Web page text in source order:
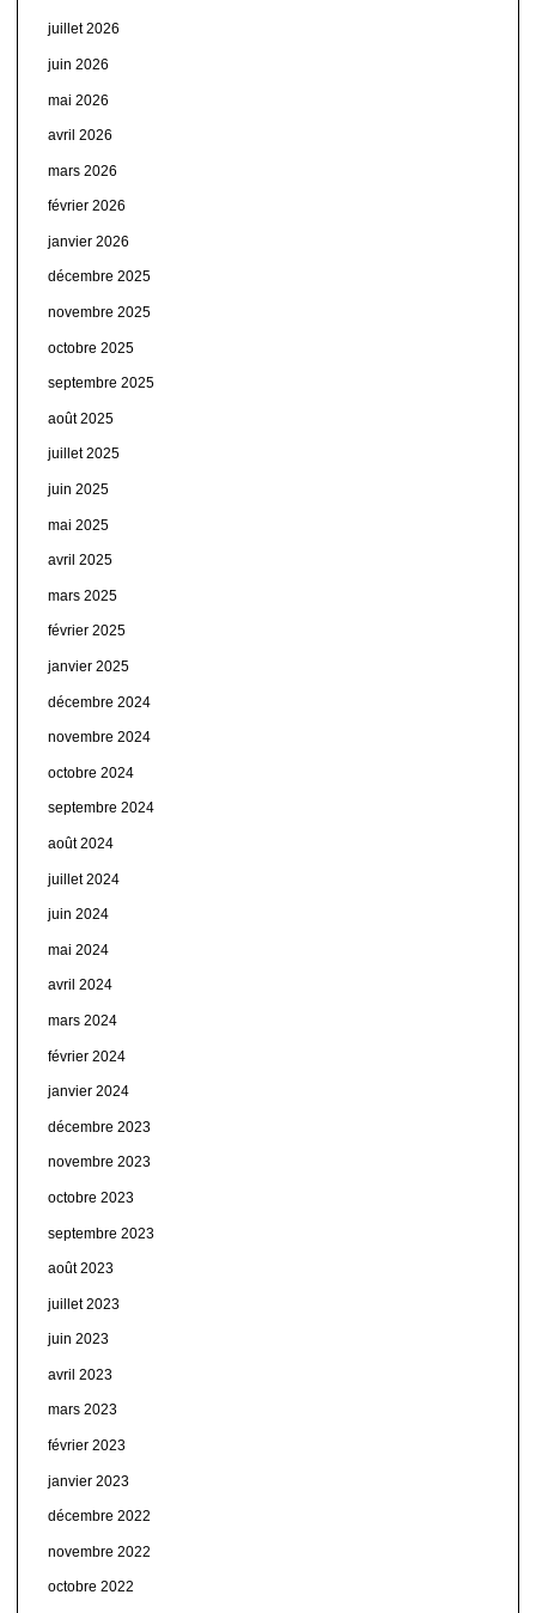
juillet 2026
juin 2026
mai 2026
avril 2026
mars 2026
février 2026
janvier 2026
décembre 2025
novembre 2025
octobre 2025
septembre 2025
août 2025
juillet 2025
juin 2025
mai 2025
avril 2025
mars 2025
février 2025
janvier 2025
décembre 2024
novembre 2024
octobre 2024
septembre 2024
août 2024
juillet 2024
juin 2024
mai 2024
avril 2024
mars 2024
février 2024
janvier 2024
décembre 2023
novembre 2023
octobre 2023
septembre 2023
août 2023
juillet 2023
juin 2023
avril 2023
mars 2023
février 2023
janvier 2023
décembre 2022
novembre 2022
octobre 2022